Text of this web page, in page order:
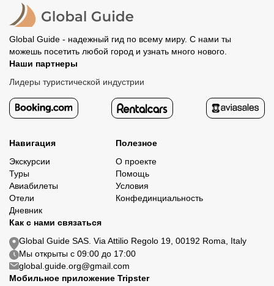
Global Guide - надежный гид по всему миру. С нами ты
можешь посетить любой город и узнать много нового.
Наши партнеры
Лидеры туристической индустрии
Навигация
Экскурсии
Туры
Авиабилеты
Отели
Дневник
Полезное
О проекте
Помощь
Условия
Конфединциальность
Как с нами связаться
Global Guide SAS. Via Attilio Regolo 19, 00192 Roma, Italy
Мы открыты с 09:00 до 17:00
global.guide.org@gmail.com
Мобильное приложение Tripster